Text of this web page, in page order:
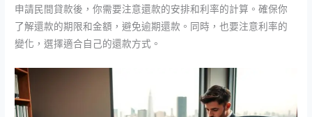
申請民間貸款後，你需要注意還款的安排和利率的計算。確保你
了解還款的期限和金額，避免逾期還款。同時，也要注意利率的
變化，選擇適合自己的還款方式。